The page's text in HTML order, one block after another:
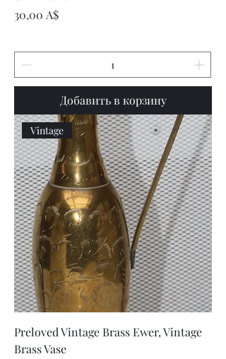
Цена
30,00 A$
Добавить в корзину
Vintage
Preloved Vintage Brass Ewer, Vintage
Brass Vase